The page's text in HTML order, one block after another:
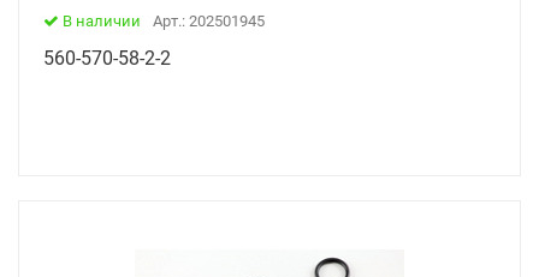
В наличии Арт.: 202501945
560-570-58-2-2